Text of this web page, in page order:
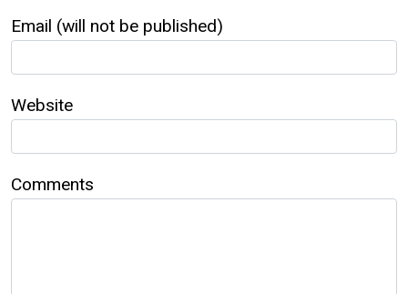
Email (will not be published)
Website
Comments